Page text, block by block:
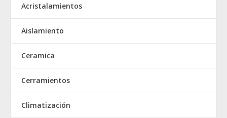
Acristalamientos
Aislamiento
Ceramica
Cerramientos
Climatización